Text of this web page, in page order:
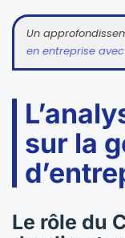
Un
en entreprise
sur la
Le rôle du